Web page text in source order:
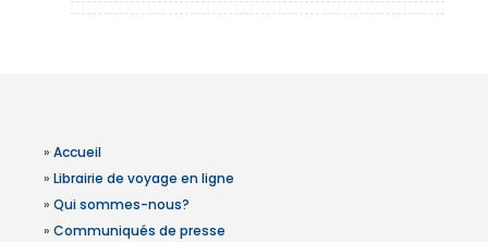
» Accueil
» Librairie de voyage en ligne
» Qui sommes-nous?
» Communiqués de presse